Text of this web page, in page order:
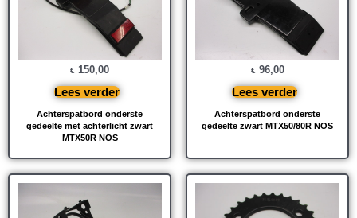
Achterspatbord onderste
gedeelte met achterlicht zwart
MTX50R NOS
€ 150,00
Lees verder
Achterspatbord onderste
gedeelte zwart MTX50/80R NOS
€ 96,00
Lees verder